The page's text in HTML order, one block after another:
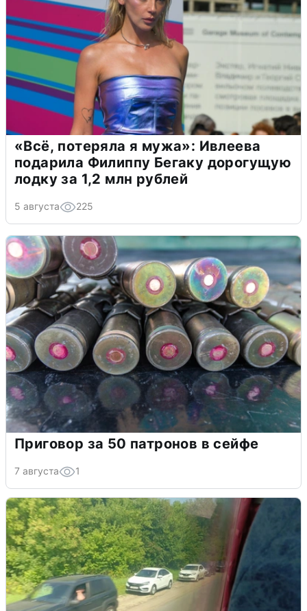
«Всё, потеряла я мужа»: Ивлеева
подарила Филиппу Бегаку дорогущую
лодку за 1,2 млн рублей
5 августа 225
Приговор за 50 патронов в сейфе
7 августа 1